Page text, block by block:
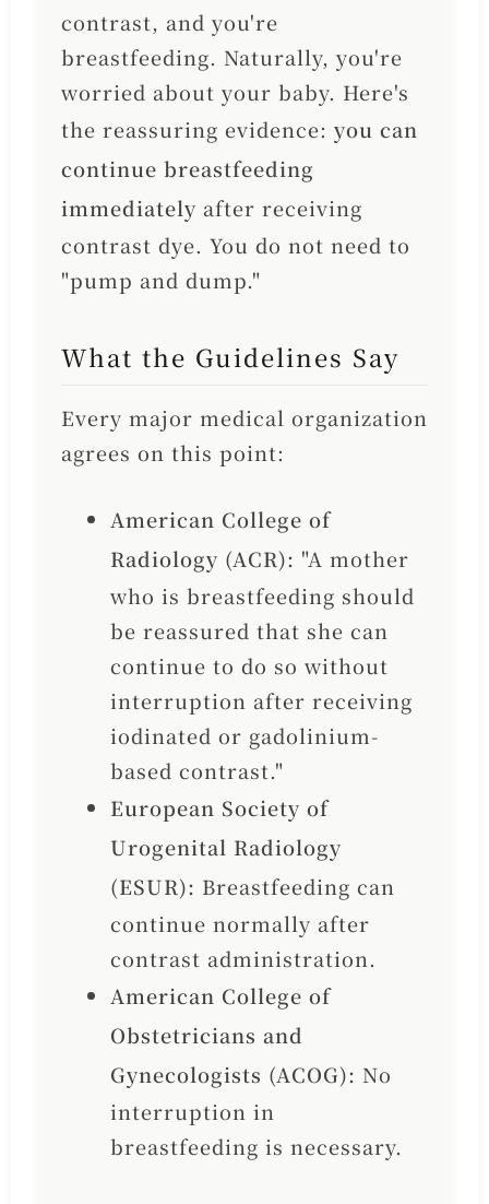
contrast, and you're
breastfeeding. Naturally, you're
worried about your baby. Here's
the reassuring evidence: you can
continue breastfeeding
immediately after receiving
contrast dye. You do not need to
"pump and dump."
What the Guidelines Say
Every major medical organization
agrees on this point:
American College of
Radiology (ACR): "A mother
who is breastfeeding should
be reassured that she can
continue to do so without
interruption after receiving
iodinated or gadolinium-
based contrast."
European Society of
Urogenital Radiology
(ESUR): Breastfeeding can
continue normally after
contrast administration.
American College of
Obstetricians and
Gynecologists (ACOG): No
interruption in
breastfeeding is necessary.